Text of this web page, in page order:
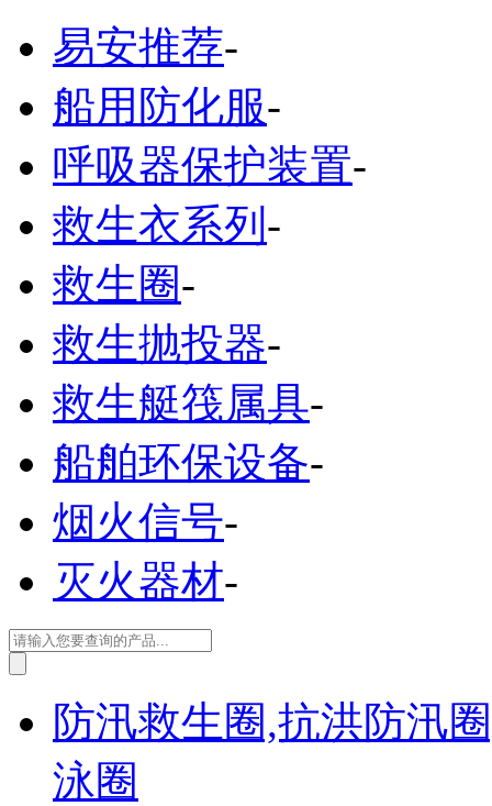
易安推荐-
船用防化服-
呼吸器保护装置-
救生衣系列 -
救生圈-
救生抛投器-
救生艇筏属具-
船舶环保设备-
烟火信号-
灭火器材-
防汛救生圈,抗洪防汛
泳圈